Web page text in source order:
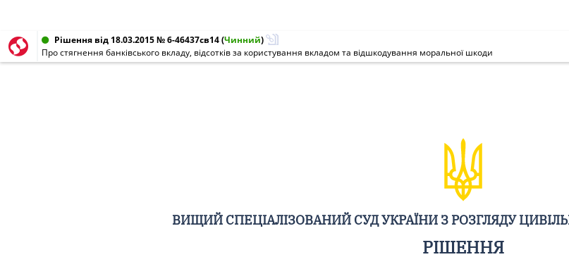
Рішення від 18.03.2015 № 6-46437св14(Чинний)
Про стягнення банківського вкладу, відсотків за користування вкладом та відшкодування моральної шкоди
ВИЩИЙ СПЕЦІАЛІЗОВАНИЙ СУД УКРАЇНИ З РОЗГЛЯДУ
РІШЕННЯ